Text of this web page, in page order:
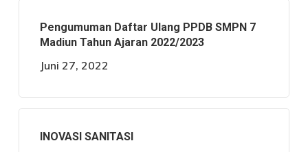
Pengumuman Daftar Ulang PPDB SMPN 7
Madiun Tahun Ajaran 2022/2023
Juni 27, 2022
INOVASI SANITASI